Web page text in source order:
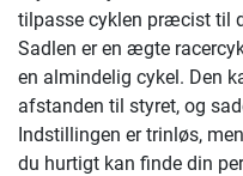
tilpasse cyklen præcist til
Sadlen er en ægte
en almindelig cykel. Den
afstanden til styret, og
Indstillingen er trinløs,
du hurtigt kan finde din